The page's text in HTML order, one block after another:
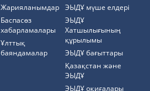
Жарияланымдар
Баспасөз
хабарламалары
Ұлттық
баяндамалар
ЭЫДҰ мүше елдері
ЭЫДҰ
Хатшылығының
құрылымы
ЭЫДҰ бағыттары
Қазақстан және
ЭЫДҰ
ЭЫДҰ оқиғалары